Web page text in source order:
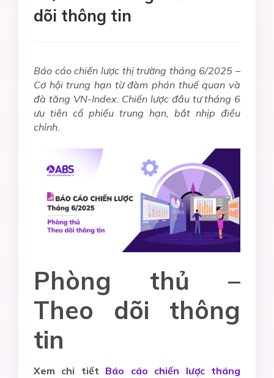
dõi thông tin
Báo cáo chiến lược thị trường tháng 6/2025 –
Cơ hội trung hạn từ đàm phán thuế quan và
đà tăng VN-Index. Chiến lược đầu tư tháng 6
ưu tiên cổ phiếu trung hạn, bắt nhịp điều
chỉnh.
Phòng thủ –
Theo dõi thông
tin
Xem chi tiết Báo cáo chiến lược tháng